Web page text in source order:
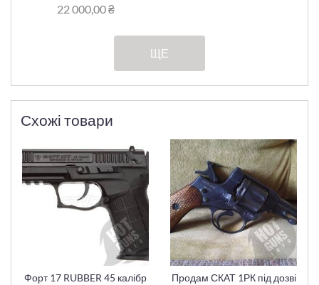
22 000,00 ₴
ЩЕ
Схожі товари
Форт 17 RUBBER 45 калібр
Продам СКАТ 1РК під дозві